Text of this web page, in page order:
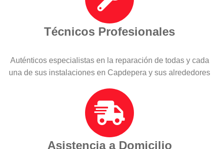
Técnicos Profesionales
Auténticos especialistas en la reparación de todas y cada
una de sus instalaciones en Capdepera y sus alrededores
Asistencia a Domicilio